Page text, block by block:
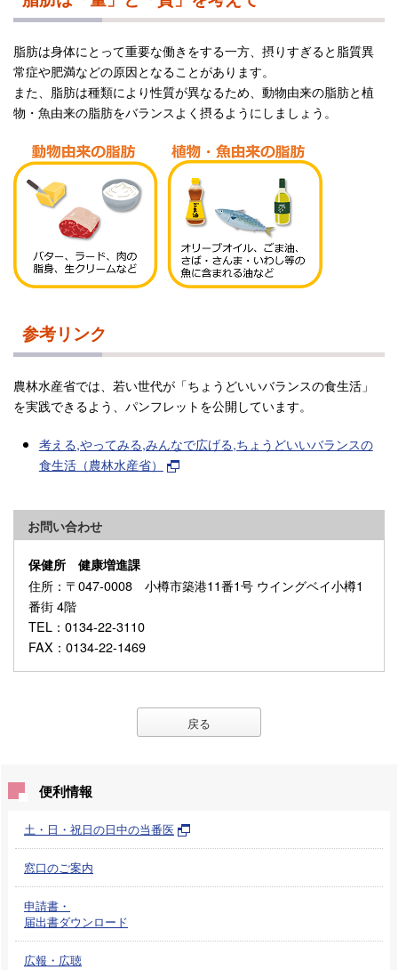
脂肪は身体にとって重要な働きをする一方、摂りすぎると脂質異
常症や肥満などの原因となることがあります。
また、脂肪は種類により性質が異なるため、動物由来の脂肪と植
物・魚由来の脂肪をバランスよく摂るようにしましょう。
参考リンク
農林水産省では、若い世代が「ちょうどいいバランスの食生活」
を実践できるよう、パンフレットを公開しています。
考える,やってみる,みんなで広げる,ちょうどいいバランスの
食生活（農林水産省）
お問い合わせ
保健所 健康増進課
住所 ：〒047-0008 小樽市築港11番1号 ウイングベイ小樽1
番街 4階
TEL ：0134-22-3110
FAX ：0134-22-1469
戻る
便利情報
土・日・祝日の日中の当番医
窓口のご案内
申請書・
届出書ダウンロード
広報・広聴